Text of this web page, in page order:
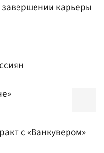
завершении карьеры
с «Ванкувером»